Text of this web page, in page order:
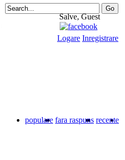
Salve, Guest
Logare Inregistrare
recente
fara raspuns
populare